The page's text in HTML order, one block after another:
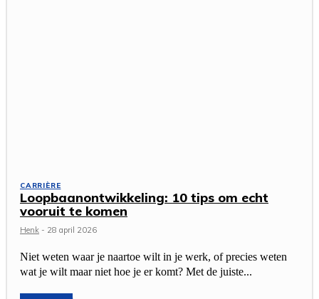
CARRIÈRE
Loopbaanontwikkeling: 10 tips om echt
vooruit te komen
Henk - 28 april 2026
Niet weten waar je naartoe wilt in je werk, of precies weten
wat je wilt maar niet hoe je er komt? Met de juiste...